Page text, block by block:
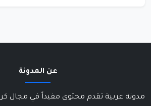
عن المدونة
مدونة عربية تقدم محتوى مفيداً في مجال